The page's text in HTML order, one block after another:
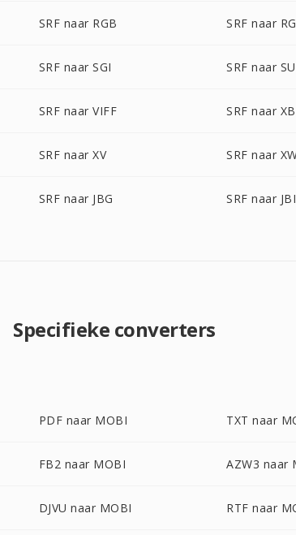
SRF naar RGB SRF naar
SRF naar SGI SRF naar
SRF naar VIFF SRF naar
SRF naar XV SRF naar
SRF naar JBG SRF naar
Specifieke converters
PDF naar MOBI TXT naar
FB2 naar MOBI AZW3 naar
DJVU naar MOBI RTF naar